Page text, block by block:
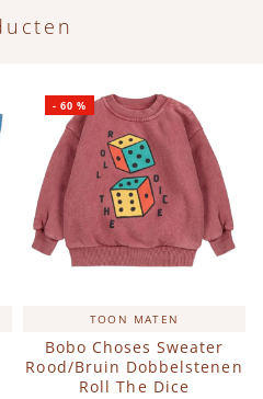
TOON MATEN
Bobo Choses Sweater
Rood/Bruin Dobbelstenen
Roll The Dice
-60 %